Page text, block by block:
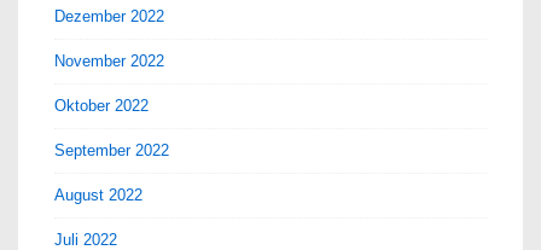
Dezember 2022
November 2022
Oktober 2022
September 2022
August 2022
Juli 2022